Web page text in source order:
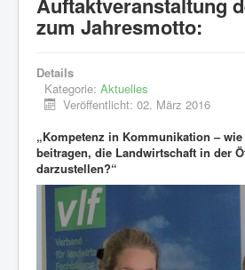
Über uns
Bildungsangebote
Aktivitäten
Internes
Weblinks
Kontakt
zum Jahresmotto:
Details
Kategorie: Aktuelles
Veröffentlicht: 02. März 2016
„Kompetenz in Kommunikation –
beitragen, die Landwirtschaft in der
darzustellen?“